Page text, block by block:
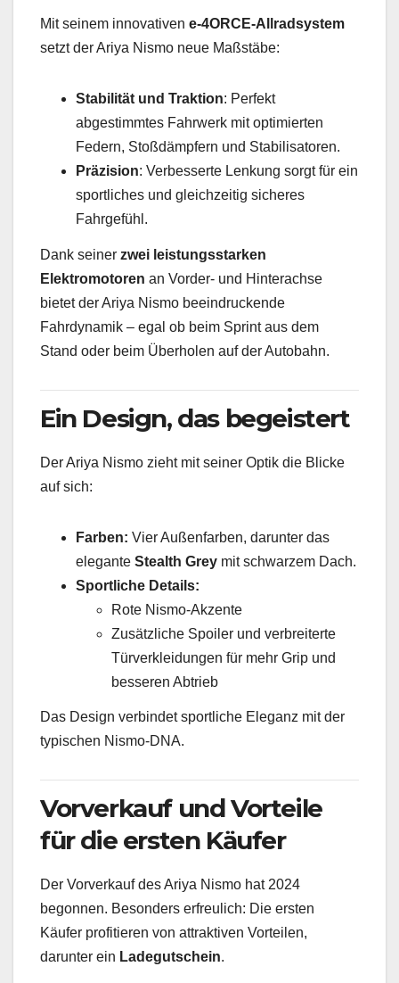
Mit seinem innovativen e-4ORCE-Allradsystem
setzt der Ariya Nismo neue Maßstäbe:
Stabilität und Traktion: Perfekt
abgestimmtes Fahrwerk mit optimierten
Federn, Stoßdämpfern und Stabilisatoren.
Präzision: Verbesserte Lenkung sorgt für ein
sportliches und gleichzeitig sicheres
Fahrgefühl.
Dank seiner zwei leistungsstarken
Elektromotoren an Vorder- und Hinterachse
bietet der Ariya Nismo beeindruckende
Fahrdynamik – egal ob beim Sprint aus dem
Stand oder beim Überholen auf der Autobahn.
Ein Design, das begeistert
Der Ariya Nismo zieht mit seiner Optik die Blicke
auf sich:
Farben: Vier Außenfarben, darunter das
elegante Stealth Grey mit schwarzem Dach.
Sportliche Details:
Rote Nismo-Akzente
Zusätzliche Spoiler und verbreiterte
Türverkleidungen für mehr Grip und
besseren Abtrieb
Das Design verbindet sportliche Eleganz mit der
typischen Nismo-DNA.
Vorverkauf und Vorteile
für die ersten Käufer
Der Vorverkauf des Ariya Nismo hat 2024
begonnen. Besonders erfreulich: Die ersten
Käufer profitieren von attraktiven Vorteilen,
darunter ein Ladegutschein.